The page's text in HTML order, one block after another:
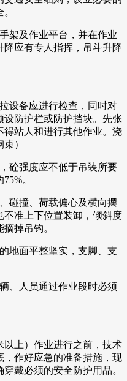
架及作业平台，并在作业
应有专人指挥，吊斗升降
设备应进行检查，同时对
防护栏或防护挡块。先张
站人和进行其他作业。浇
）
砼强度应不低于吊装所要
。
碰撞、荷载偏心及横向摆
准上下位置装卸，倾斜度
掉吊钩。
地面平整坚实，支脚、支
、人员通过作业段时必须
以上）作业进行之前，技术
，作好应急的准备措施，现
戴必须的安全防护用品。